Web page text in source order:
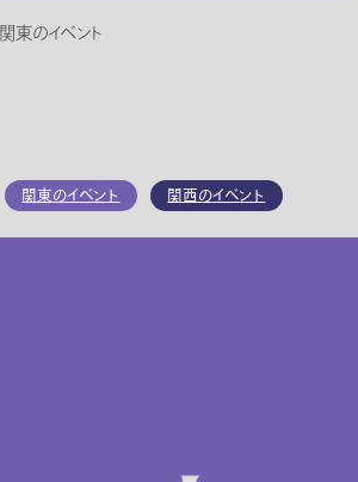
関東のイベント
関東のイベント 関西のイベント